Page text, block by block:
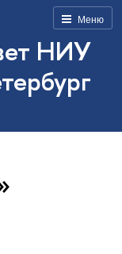
Меню
НИУ